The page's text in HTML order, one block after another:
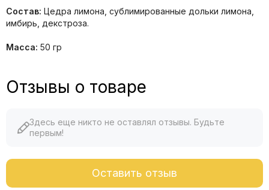
Состав: Цедра лимона, сублимированные дольки лимона,
имбирь, декстроза.
Масса: 50 гр
Отзывы о товаре
Здесь еще никто не оставлял отзывы. Будьте
первым!
Оставить отзыв